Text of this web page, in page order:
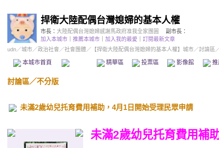
捍衛大陸配偶台灣媳婦的基本人權
市長： 大陸配偶台灣媳婦感謝馬政府准我全家團圓
副市長：
加入本城市
推薦本城市 加入我的最愛
訂閱最新文章
udn／城市／政治社會 ／社會團體／ 【捍衛大陸配偶台灣媳婦的基本人權】城市／討論區
本城市首頁 精華區 投票區 影像館
討論區／不分版
未滿2歲幼兒托育費用補助，4月1日開始受理民眾申請
未滿2歲幼兒托育費用補